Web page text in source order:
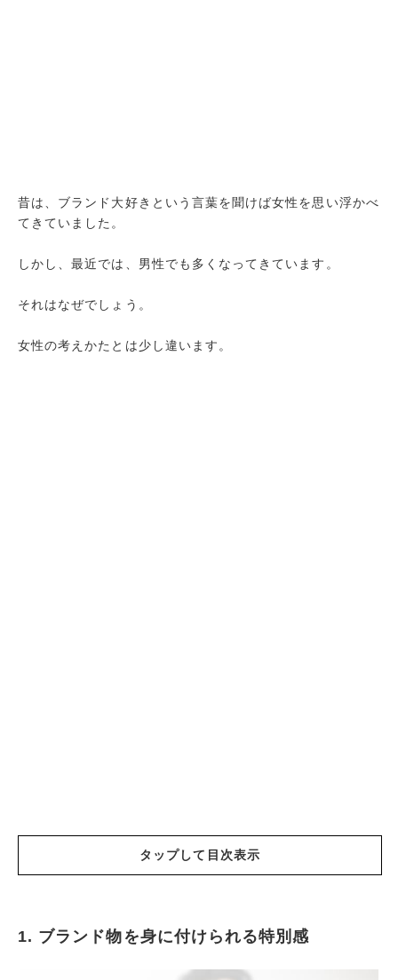
昔は、ブランド大好きという言葉を聞けば女性を思い浮かべ
てきていました。
しかし、最近では、男性でも多くなってきています。
それはなぜでしょう。
女性の考えかたとは少し違います。
タップして目次表示
ブランド物を身に付けられる特別感
1. ブランド物を身に付けられる特別感